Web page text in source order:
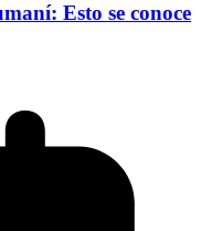
Esto se conoce